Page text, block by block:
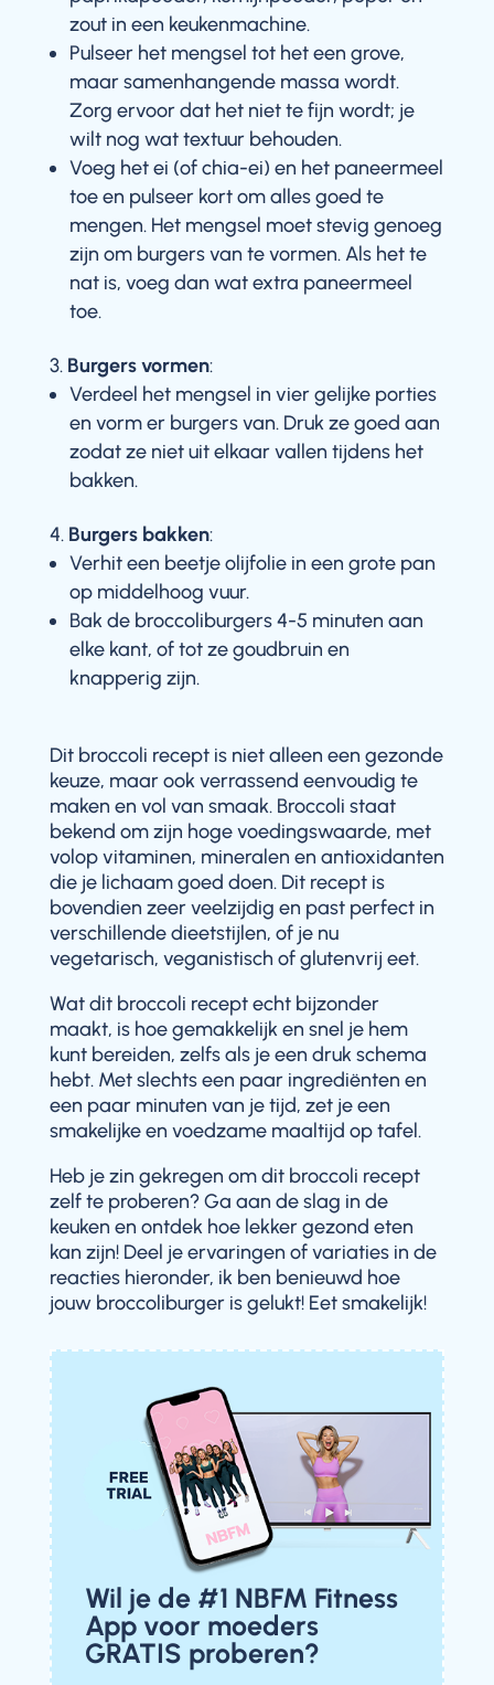
zout in een keukenmachine.
Pulseer het mengsel tot het een grove,
maar samenhangende massa wordt.
Zorg ervoor dat het niet te fijn wordt; je
wilt nog wat textuur behouden.
Voeg het ei (of chia-ei) en het paneermeel
toe en pulseer kort om alles goed te
mengen. Het mengsel moet stevig genoeg
zijn om burgers van te vormen. Als het te
nat is, voeg dan wat extra paneermeel
toe.
Burgers vormen:
Verdeel het mengsel in vier gelijke porties
en vorm er burgers van. Druk ze goed aan
zodat ze niet uit elkaar vallen tijdens het
bakken.
Burgers bakken:
Verhit een beetje olijfolie in een grote pan
op middelhoog vuur.
Bak de broccoliburgers 4-5 minuten aan
elke kant, of tot ze goudbruin en
knapperig zijn.
Dit broccoli recept is niet alleen een gezonde
keuze, maar ook verrassend eenvoudig te
maken en vol van smaak. Broccoli staat
bekend om zijn hoge voedingswaarde, met
volop vitaminen, mineralen en antioxidanten
die je lichaam goed doen. Dit recept is
bovendien zeer veelzijdig en past perfect in
verschillende dieetstijlen, of je nu
vegetarisch, veganistisch of glutenvrij eet.
Wat dit broccoli recept echt bijzonder
maakt, is hoe gemakkelijk en snel je hem
kunt bereiden, zelfs als je een druk schema
hebt. Met slechts een paar ingrediënten en
een paar minuten van je tijd, zet je een
smakelijke en voedzame maaltijd op tafel.
Heb je zin gekregen om dit broccoli recept
zelf te proberen? Ga aan de slag in de
keuken en ontdek hoe lekker gezond eten
kan zijn! Deel je ervaringen of variaties in de
reacties hieronder, ik ben benieuwd hoe
jouw broccoliburger is gelukt! Eet smakelijk!
Wil je de #1 NBFM Fitness
App voor moeders
GRATIS proberen?